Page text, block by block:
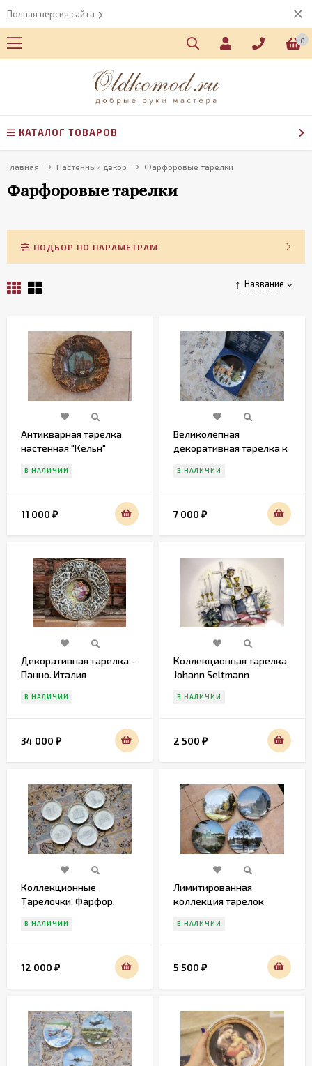
Полная версия сайта
0
КАТАЛОГ ТОВАРОВ
Главная Настенный декор Фарфоровые тарелки
Фарфоровые тарелки
ПОДБОР ПО ПАРАМЕТРАМ
Название
Антикварная тарелка
настенная "Кельн"
В НАЛИЧИИ
11 000 ₽
Великолепная
декоративная тарелка к
В НАЛИЧИИ
7 000 ₽
Декоративная тарелка -
Панно. Италия
В НАЛИЧИИ
34 000 ₽
Коллекционная тарелка
Johann Seltmann
Начало 20 века
В НАЛИЧИИ
2 500 ₽
Коллекционные
Тарелочки. Фарфор.
В НАЛИЧИИ
12 000 ₽
Лимитированная
коллекция тарелок
Дюссельдорфа"
В НАЛИЧИИ
5 500 ₽